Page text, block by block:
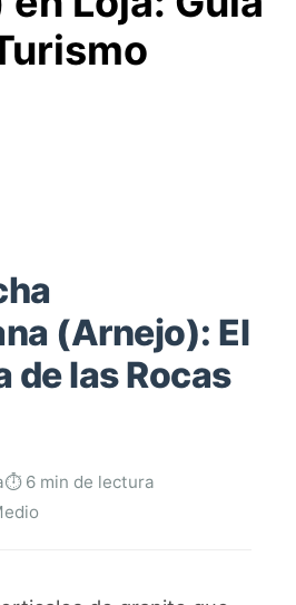
(Arnejo): El
de las Rocas
⏱️ 6 min de lectura